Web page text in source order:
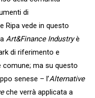
di
Ripa vede in questo
Art&Finance Industryè
di riferimento e
comune; ma su questo
senese – l’Alternative
che verrà applicata a